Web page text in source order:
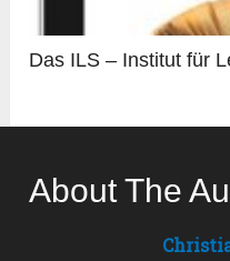
Das ILS – Institut für
About The